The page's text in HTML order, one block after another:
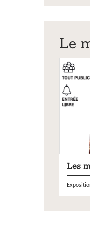
Le
Les